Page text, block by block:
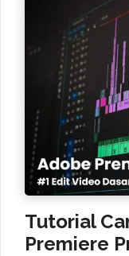
Tutorial
Premiere